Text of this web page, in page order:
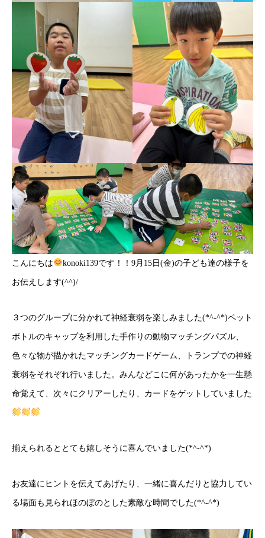
こんにちは konoki139です！！9月15日(金)の子ども達の様子を
お伝えします(^^)/
３つのグループに分かれて神経衰弱を楽しみました(*^-^*)ペット
ボトルのキャップを利用した手作りの動物マッチングパズル、
色々な物が描かれたマッチングカードゲーム、トランプでの神経
衰弱をそれぞれ行いました。みんなどこに何があったかを一生懸
命覚えて、次々にクリアーしたり、カードをゲットしていました
揃えられるととても嬉しそうに喜んでいました(*^-^*)
お友達にヒントを伝えてあげたり、一緒に喜んだりと協力してい
る場面も見られほのぼのとした素敵な時間でした(*^-^*)